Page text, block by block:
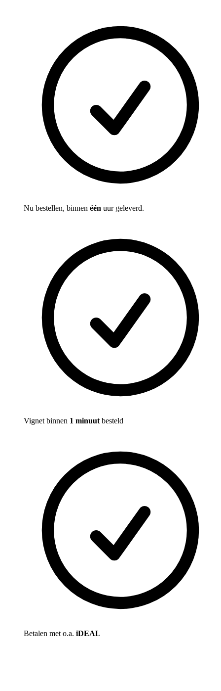
Nu bestellen, binnen één uur geleverd.
Vignet binnen 1 minuut besteld
Betalen met o.a. iDEAL